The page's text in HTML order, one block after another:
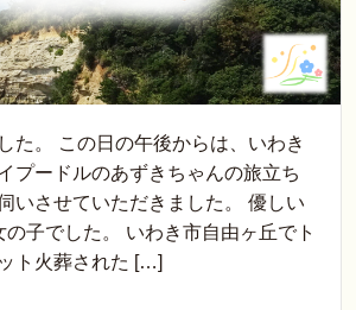
た。 この日の午後からは、いわき
プードルのあずきちゃんの旅立ち
いさせていただきました。 優しい
の子でした。 いわき市自由ヶ丘でト
ト火葬された […]